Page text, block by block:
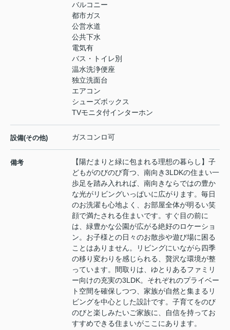
バルコニー
都市ガス
公営水道
公共下水
電気有
バス・トイレ別
温水洗浄便座
独立洗面台
エアコン
シューズボックス
TVモニタ付インターホン
設備(その他) ガスコンロ可
備考
【陽だまりと緑に包まれる理想の暮らし】子
どもがのびのび育つ、南向き3LDKの住まい一
歩足を踏み入れれば、南向きならではの豊か
な光がリビングいっぱいに広がります。毎日
のお洗濯も心地よく、お部屋全体が明るい笑
顔で満たされる住まいです。すぐ目の前に
は、緑豊かな公園が広がる絶好のロケーショ
ン。お子様との日々のお散歩や遊び場に困る
ことはありません。リビングにいながら四季
の移り変わりを感じられる、贅沢な環境が整
っています。間取りは、ゆとりあるファミリ
ー向けの充実の3LDK。それぞれのプライベー
ト空間を確保しつつ、家族が自然と集まるリ
ビングを中心とした設計です。子育てをのび
のびと楽しみたいご家族に、自信を持ってお
すすめできる住まいがここにあります。